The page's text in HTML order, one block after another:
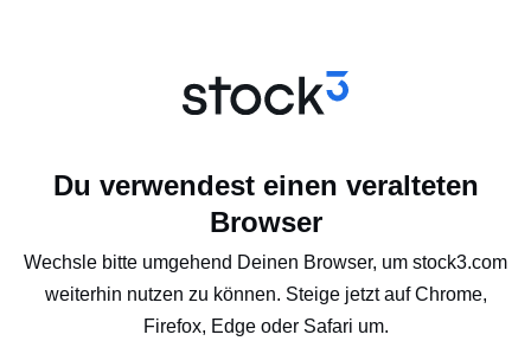
Du verwendest einen veralteten
Browser
Wechsle bitte umgehend Deinen Browser, um stock3.com
weiterhin nutzen zu können. Steige jetzt auf Chrome,
Firefox, Edge oder Safari um.